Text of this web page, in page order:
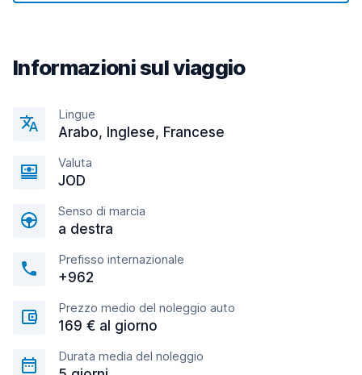
Informazioni sul viaggio
Lingue
Arabo, Inglese, Francese
Valuta
JOD
Senso di marcia
a destra
Prefisso internazionale
+962
Prezzo medio del noleggio auto
169 € al giorno
Durata media del noleggio